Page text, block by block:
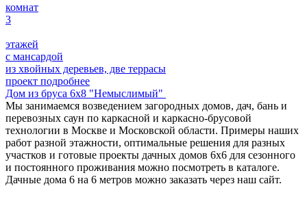
комнат
3
этажей
с мансардой
из хвойных деревьев, две террасы
проект подробнее
Дом из бруса 6х8 "Немыслимый"
Мы занимаемся возведением загородных домов, дач, бань и
перевозных саун по каркасной и каркасно-брусовой
технологии в Москве и Московской области. Примеры наших
работ разной этажности, оптимальные решения для разных
участков и готовые проекты дачных домов 6х6 для сезонного
и постоянного проживания можно посмотреть в каталоге.
Дачные дома 6 на 6 метров можно заказать через наш сайт.